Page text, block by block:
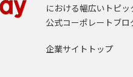
における幅広いトピッ
公式コーポレートブロ
企業サイトトップ